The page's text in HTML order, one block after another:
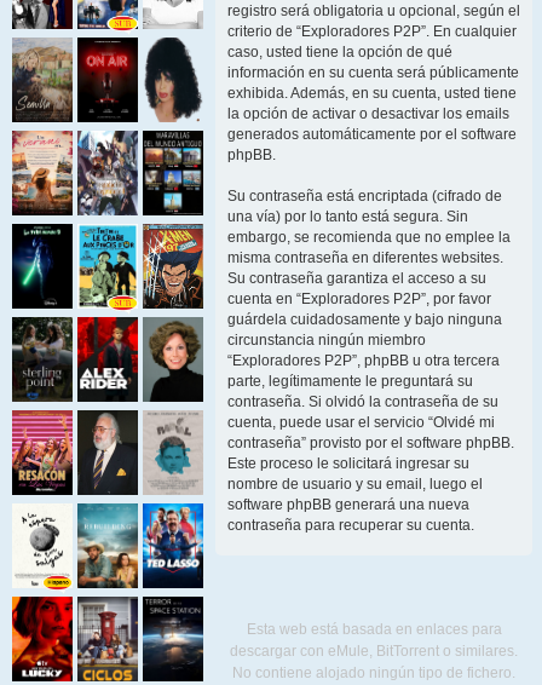
registro será obligatoria u opcional, según el
criterio de “Exploradores P2P”. En cualquier
caso, usted tiene la opción de qué
información en su cuenta será públicamente
exhibida. Además, en su cuenta, usted tiene
la opción de activar o desactivar los emails
generados automáticamente por el software
phpBB.
Su contraseña está encriptada (cifrado de
una vía) por lo tanto está segura. Sin
embargo, se recomienda que no emplee la
misma contraseña en diferentes websites.
Su contraseña garantiza el acceso a su
cuenta en “Exploradores P2P”, por favor
guárdela cuidadosamente y bajo ninguna
circunstancia ningún miembro
“Exploradores P2P”, phpBB u otra tercera
parte, legítimamente le preguntará su
contraseña. Si olvidó la contraseña de su
cuenta, puede usar el servicio “Olvidé mi
contraseña” provisto por el software phpBB.
Este proceso le solicitará ingresar su
nombre de usuario y su email, luego el
software phpBB generará una nueva
contraseña para recuperar su cuenta.
Esta web está basada en enlaces para
descargar con eMule, BitTorrent o similares.
No contiene alojado ningún tipo de fichero.